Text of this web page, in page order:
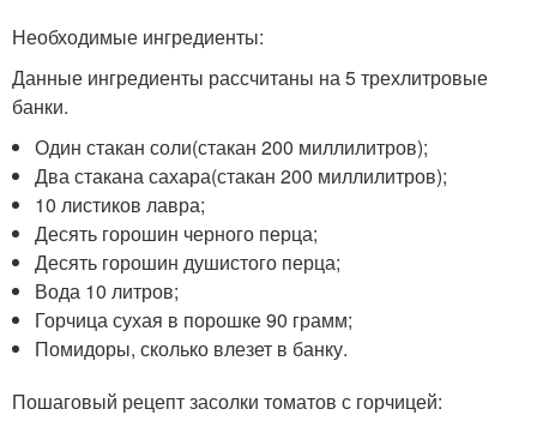
Необходимые ингредиенты:
Данные ингредиенты рассчитаны на 5 трехлитровые
банки.
Один стакан соли(стакан 200 миллилитров);
Два стакана сахара(стакан 200 миллилитров);
10 листиков лавра;
Десять горошин черного перца;
Десять горошин душистого перца;
Вода 10 литров;
Горчица сухая в порошке 90 грамм;
Помидоры, сколько влезет в банку.
Пошаговый рецепт засолки томатов с горчицей: